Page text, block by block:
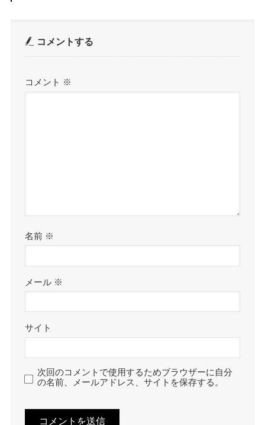
コメントする
コメント ※
名前 ※
メール ※
サイト
次回のコメントで使用するためブラウザーに自分
の名前、メールアドレス、サイトを保存する。